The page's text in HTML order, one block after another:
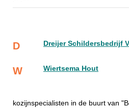
D Dreijer Schildersbedrijf
W Wiertsema Hout
kozijnspecialisten in de buurt van